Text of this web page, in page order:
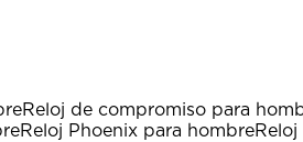
Reloj de compromiso para
Reloj Phoenix para hombre